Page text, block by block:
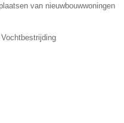
van nieuwbouwwoningen